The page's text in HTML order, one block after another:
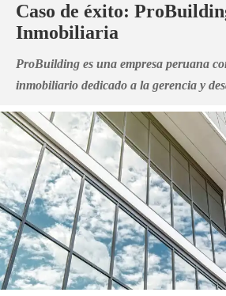
Caso de éxito:
Inmobiliaria
ProBuilding es una empresa peruana
inmobiliario dedicado a la gerencia y